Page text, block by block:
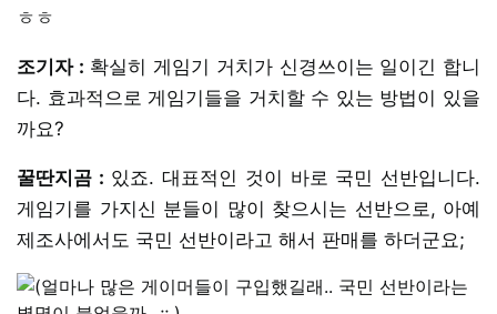
ㅎㅎ
조기자 : 확실히 게임기 거치가 신경쓰이는 일이긴 합니
다. 효과적으로 게임기들을 거치할 수 있는 방법이 있을
까요?
꿀딴지곰 : 있죠. 대표적인 것이 바로 국민 선반입니다.
게임기를 가지신 분들이 많이 찾으시는 선반으로, 아예
제조사에서도 국민 선반이라고 해서 판매를 하더군요;